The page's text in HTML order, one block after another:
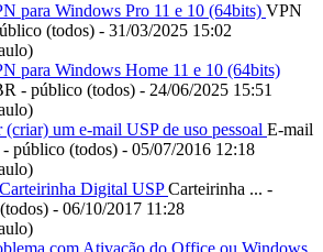
para Windows Pro 11 e 10 (64bits) VPN
(todos) - 31/03/2025 15:02
para Windows Home 11 e 10 (64bits)
- público (todos) - 24/06/2025 15:51
um e-mail USP de uso pessoal E-mail
público (todos) - 05/07/2016 12:18
Digital USPCarteirinha ... -
- 06/10/2017 11:28